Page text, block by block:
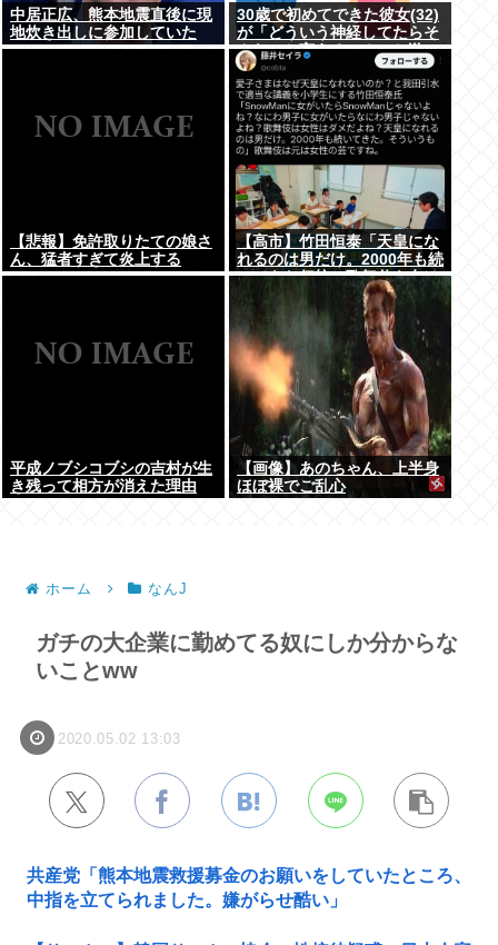
中居正広、熊本地震直後に現
地炊き出しに参加していた
30歳で初めてできた彼女(32)
が「どういう神経してたらそ
んなこと言えるの？」と激
怒、その理由がｗｗｗ
【悲報】免許取りたての娘さ
ん、猛者すぎて炎上する
www
【高市】竹田恒泰「天皇にな
れるのは男だけ。2000年も続
いてきた伝統。歌舞伎も女は
駄目だよね？」
平成ノブシコブシの吉村が生
き残って相方が消えた理由
【画像】あのちゃん、上半身
ほぼ裸でご乱心
ホーム なんJ
ガチの大企業に勤めてる奴にしか分からな
いことww
2020.05.02 13:03
共産党「熊本地震救援募金のお願いをしていたところ、
中指を立てられました。嫌がらせ酷い」